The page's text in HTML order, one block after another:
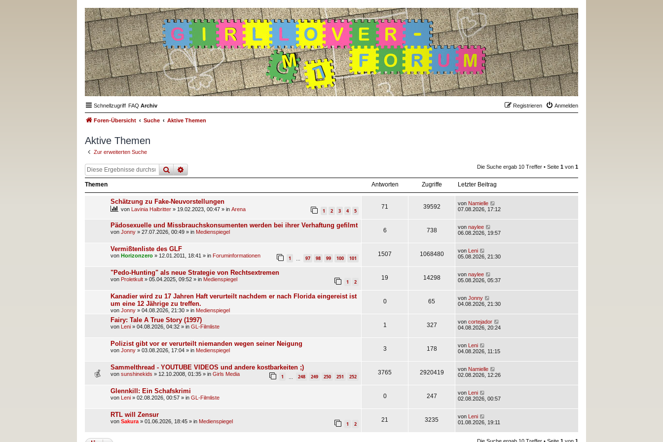
Schnellzugriff FAQ Archiv Anmelden
Registrieren
Foren-Übersicht Suche Aktive Themen
Aktive Themen
Zur erweiterten Suche
sucheerweiterte Die Suche ergab 10 Treffer • Seite 1 von 1
Themen Antworten Zugriffe Letzter Beitrag
Schätzung zu Fake-Neuvorstellungen
von Lavinia Halbritter » 19.02.2023, 00:47 » in Arena 1 2 3 4 5
71 39592 von Namielle
07.08.2026, 17:12
Pädosexuelle und Missbrauchskonsumenten werden bei ihrer Verhaftung gefilmt
von Jonny » 27.07.2026, 00:49 » in Medienspiegel 6 738 von naylee
06.08.2026, 19:57
Vermißtenliste des GLF
von Horizonzero » 12.01.2011, 18:41 » in Foruminformationen 1 97 98 99 100 101
1507 1068480 von Leni
05.08.2026, 21:30
"Pedo-Hunting" als neue Strategie von Rechtsextremen
von Proletkult » 05.04.2025, 09:52 » in Medienspiegel 1 2
19 14298 von naylee
05.08.2026, 05:37
Kanadier wird zu 17 Jahren Haft verurteilt nachdem er nach Florida eingereist ist
um eine 12 Jährige zu treffen.
von Jonny » 04.08.2026, 21:30 » in Medienspiegel
0 65 von Jonny
04.08.2026, 21:30
Fairy: Tale A True Story (1997)
von Leni » 04.08.2026, 04:32 » in GL-Filmliste 1 327 von cortejador
04.08.2026, 20:24
Polizist gibt vor er verurteilt niemanden wegen seiner Neigung
von Jonny » 03.08.2026, 17:04 » in Medienspiegel 3 178 von Leni
04.08.2026, 11:15
Sammelthread - YOUTUBE VIDEOS und andere kostbarkeiten ;)
von sunshinekids » 12.10.2008, 01:35 » in Girls Media 1 248 249 250 251 252
3765 2920419 von Namielle
02.08.2026, 12:26
Glennkill: Ein Schafskrimi
von Leni » 02.08.2026, 00:57 » in GL-Filmliste 0 247 von Leni
02.08.2026, 00:57
RTL will Zensur
von Sakura » 01.06.2026, 18:45 » in Medienspiegel 1 2
21 3235 von Leni
01.08.2026, 19:11
Die Suche ergab 10 Treffer • Seite 1 von 1